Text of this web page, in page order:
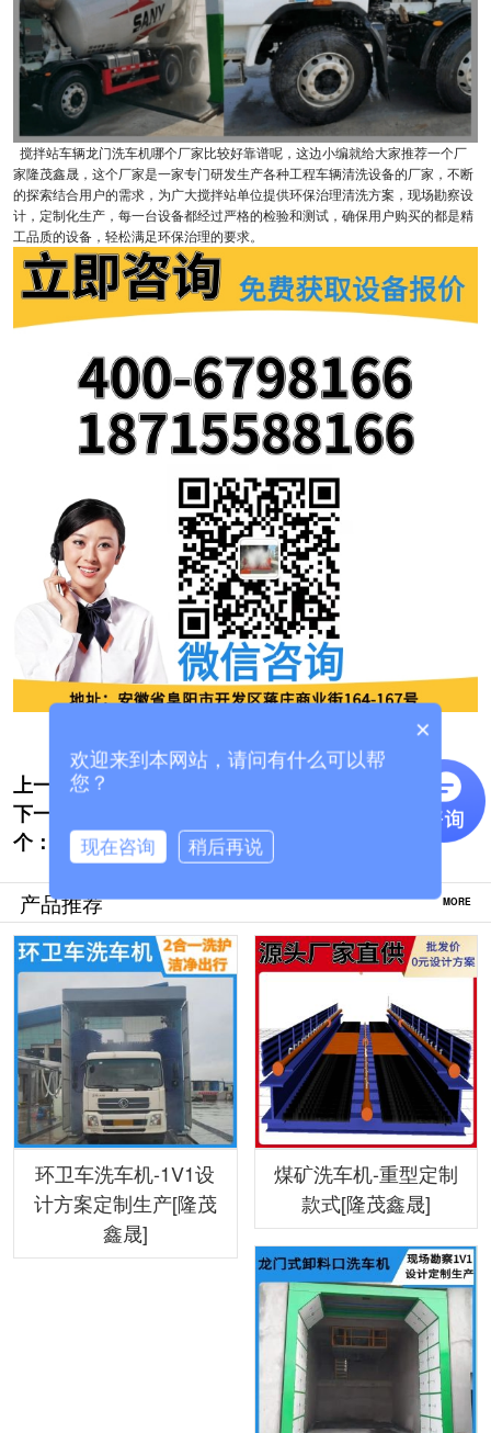
搅拌站车辆龙门洗车机哪个厂家比较好靠谱呢，这边小编就给大家推荐一个厂
家隆茂鑫晟，这个厂家是一家专门研发生产各种工程车辆清洗设备的厂家，不断
的探索结合用户的需求，为广大搅拌站单位提供环保治理清洗方案，现场勘察设
计，定制化生产，每一台设备都经过严格的检验和测试，确保用户购买的都是精
工品质的设备，轻松满足环保治理的要求。
上一个: 滨州智能电脑洗车机-进口泡棉刷质保五年
下一
个：
隧道电脑自动洗车设备-只选对的不选贵的
[隆茂鑫晟]
产品推荐 MORE
环卫车洗车机-1V1设
计方案定制生产[隆茂
鑫晟]
煤矿洗车机-重型定制
款式[隆茂鑫晟]
×
欢迎来到本网站，请问有什么可以帮
您？
现在咨询 稍后再说